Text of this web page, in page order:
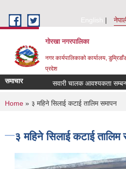
English
गोरखा नगरपालिका
नगर कार्यपालिकाको कार्यालय,
प्रदेश
समाचार सवारी चालक आवश्यकता
You are here
Home » ३ महिने सिलाई कटाई तालिम समापन
३ महिने सिलाई कटाई तालिम